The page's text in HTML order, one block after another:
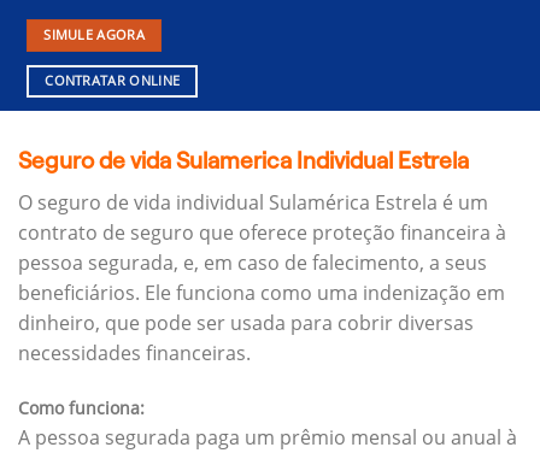
SIMULE AGORA
CONTRATAR ONLINE
Seguro de vida Sulamerica Individual Estrela
O seguro de vida individual Sulamérica Estrela é um
contrato de seguro que oferece proteção financeira à
pessoa segurada, e, em caso de falecimento, a seus
beneficiários. Ele funciona como uma indenização em
dinheiro, que pode ser usada para cobrir diversas
necessidades financeiras.
Como funciona:
A pessoa segurada paga um prêmio mensal ou anual à